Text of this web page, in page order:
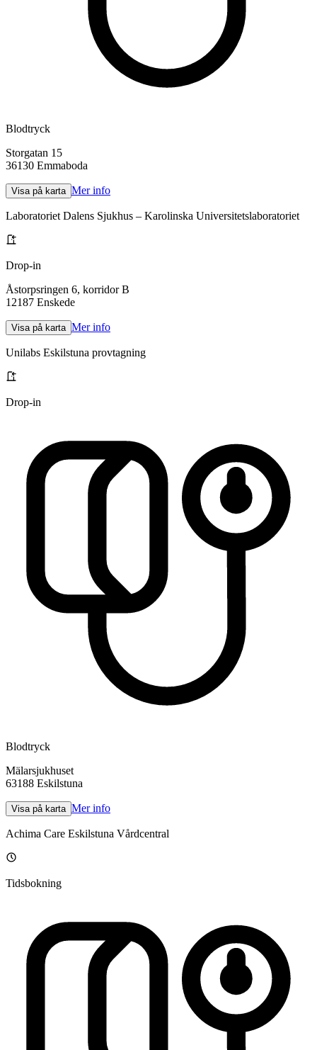
Blodtryck
Storgatan 15
36130 Emmaboda
Visa på karta Mer info
Laboratoriet Dalens Sjukhus – Karolinska Universitetslaboratoriet
Drop-in
Åstorpsringen 6, korridor B
12187 Enskede
Visa på karta Mer info
Unilabs Eskilstuna provtagning
Drop-in
Blodtryck
Mälarsjukhuset
63188 Eskilstuna
Visa på karta Mer info
Achima Care Eskilstuna Vårdcentral
Tidsbokning